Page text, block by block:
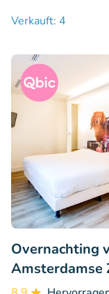
Verkauft: 4
Overnachting
Amsterdamse